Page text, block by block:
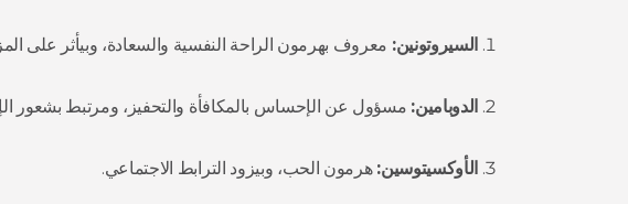
السيروتونين: معروف بهرمون الراحة النفسية والسعادة، وبيأثر على
الدوبامين: مسؤول عن الإحساس بالمكافأة والتحفيز، ومرتبط بشعور
الأوكسيتوسين: هرمون الحب، وبيزود الترابط الاجتماعي.